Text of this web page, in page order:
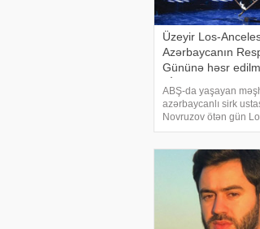
Üzeyir Los-
Azərbaycanın
Gününə həsr
ABŞ-da yaşayan
azərbaycanlı sirk
Novruzov ötən gün
Azərbaycanın
verir ki, bu barədə
Rekordlar Kitabına
Ü.Novruzovu